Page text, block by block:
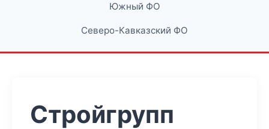
Южный ФО
Северо-Кавказский ФО
Стройгрупп